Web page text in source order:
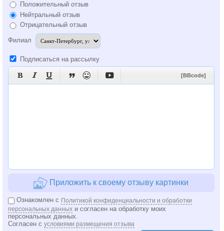
Положительный отзыв
Нейтральный отзыв
Отрицательный отзыв
Филиал
Подписаться на рассылку
      [BBcode]
Приложить к своему отзыву картинки
Ознакомлен с Политикой конфиденциальности и обработки
персональных данных и согласен на обработку моих
персональных данных.
Согласен с условиями размещения отзыва